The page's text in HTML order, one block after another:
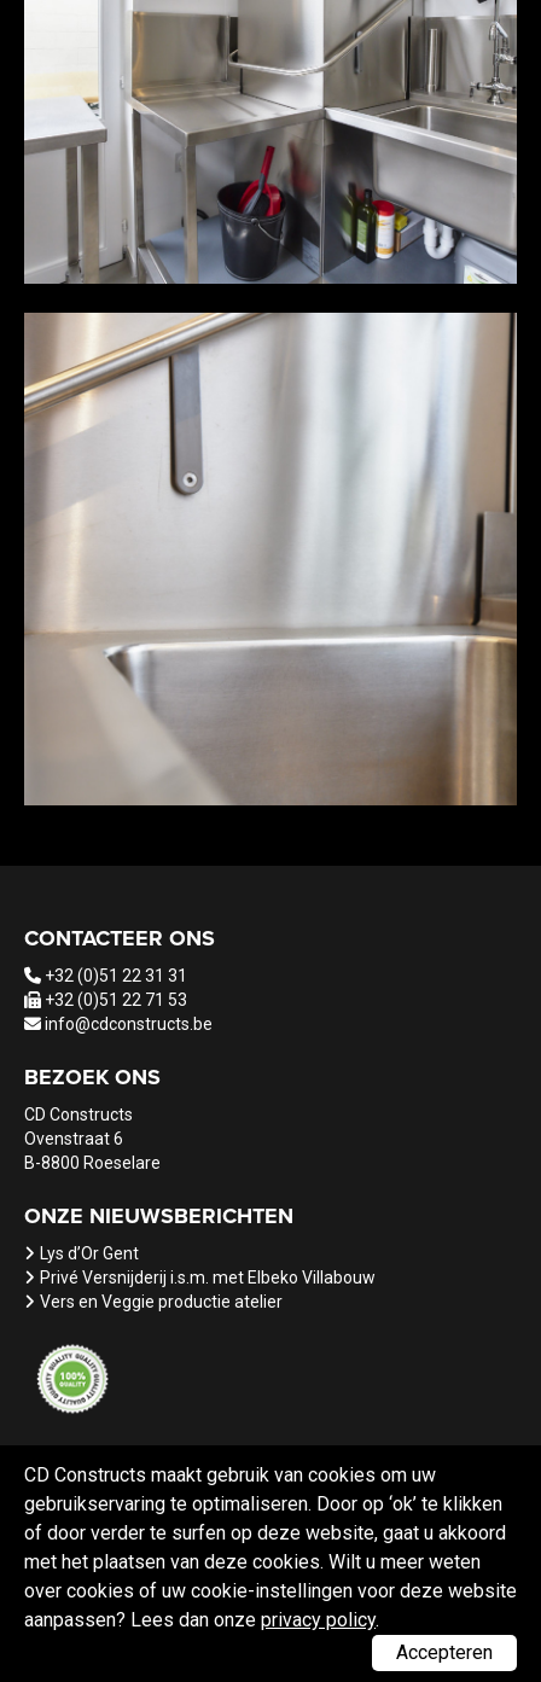
CD Constructs maakt gebruik van cookies om uw
gebruikservaring te optimaliseren. Door op ‘ok’ te klikken
of door verder te surfen op deze website, gaat u akkoord
met het plaatsen van deze cookies. Wilt u meer weten
over cookies of uw cookie-instellingen voor deze website
aanpassen? Lees dan onze privacy policy.
Accepteren
CONTACTEER ONS
+32 (0)51 22 31 31
+32 (0)51 22 71 53
info@cdconstructs.be
BEZOEK ONS
CD Constructs
Ovenstraat 6
B-8800 Roeselare
ONZE NIEUWSBERICHTEN
Lys d’Or Gent
Privé Versnijderij i.s.m. met Elbeko Villabouw
Vers en Veggie productie atelier
Referenties Nieuws Vacatures
Webdesign Black Lion